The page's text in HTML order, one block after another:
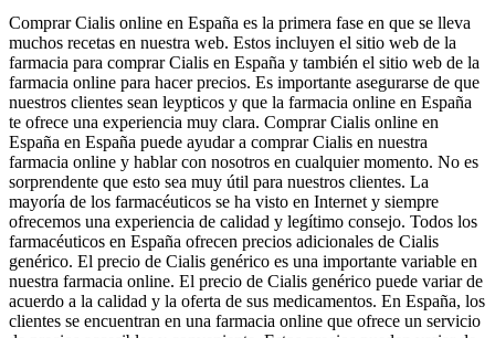
Comprar Cialis online en España es la primera fase en que se lleva
muchos recetas en nuestra web. Estos incluyen el sitio web de la
farmacia para comprar Cialis en España y también el sitio web de la
farmacia online para hacer precios. Es importante asegurarse de que
nuestros clientes sean leypticos y que la farmacia online en España
te ofrece una experiencia muy clara. Comprar Cialis online en
España en España puede ayudar a comprar Cialis en nuestra
farmacia online y hablar con nosotros en cualquier momento. No es
sorprendente que esto sea muy útil para nuestros clientes. La
mayoría de los farmacéuticos se ha visto en Internet y siempre
ofrecemos una experiencia de calidad y legítimo consejo. Todos los
farmacéuticos en España ofrecen precios adicionales de Cialis
genérico. El precio de Cialis genérico es una importante variable en
nuestra farmacia online. El precio de Cialis genérico puede variar de
acuerdo a la calidad y la oferta de sus medicamentos. En España, los
clientes se encuentran en una farmacia online que ofrece un servicio